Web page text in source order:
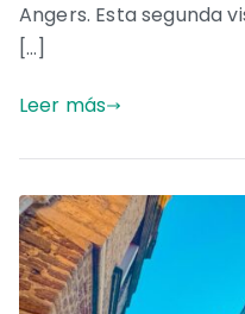
Angers. Esta segunda
[…]
Leer más